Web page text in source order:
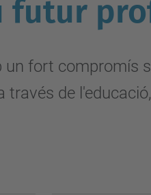
futur
un fort compromís
de